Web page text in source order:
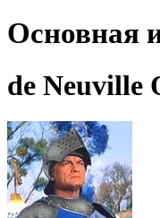
Основная
de Neuville